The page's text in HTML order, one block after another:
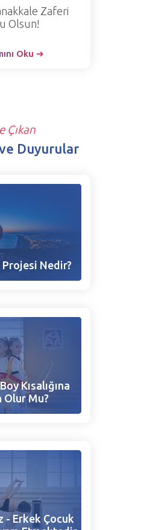
Zaferi
Olsun!
Oku ➔
Çıkan
Duyurular
Nedir?
Kısalığına
Olur Mu?
- Erkek Çocuk